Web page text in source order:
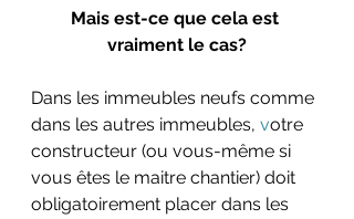
Mais est-ce que cela est
vraiment le cas?
Dans les immeubles neufs comme
dans les autres immeubles, votre
constructeur (ou vous-même si
vous êtes le maitre chantier) doit
obligatoirement placer dans les